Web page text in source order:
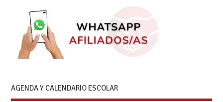
AGENDA Y CALENDARIO ESCOLAR